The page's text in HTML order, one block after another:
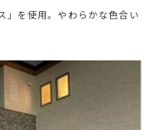
」を使用。やわらかな色合い